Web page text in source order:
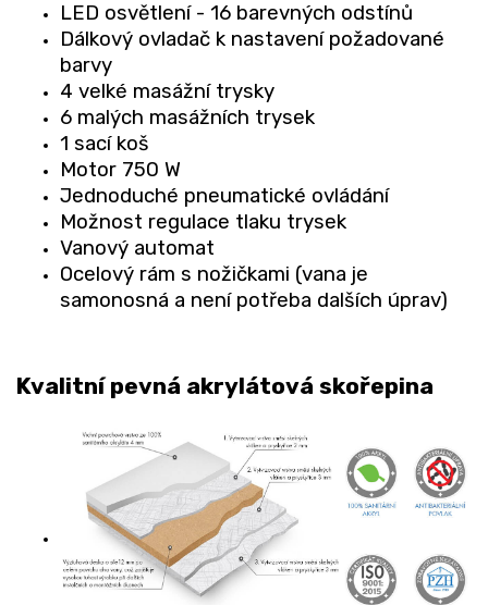
LED osvětlení - 16 barevných odstínů
Dálkový ovladač k nastavení požadované
barvy
4 velké masážní trysky
6 malých masážních trysek
1 sací koš
Motor 750 W
Jednoduché pneumatické ovládání
Možnost regulace tlaku trysek
Vanový automat
Ocelový rám s nožičkami (vana je
samonosná a není potřeba dalších úprav)
Kvalitní pevná akrylátová skořepina